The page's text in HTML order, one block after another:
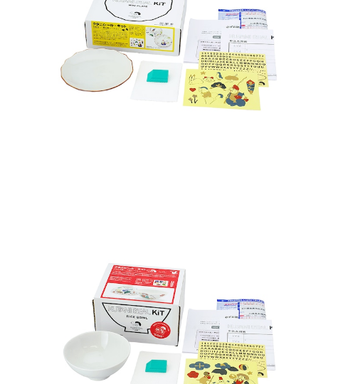
クタニシール・キット 花型皿 恵比寿シールキット
¥5,280
クタニシール・キット ごはん茶碗 大黒シールキット
¥5,390